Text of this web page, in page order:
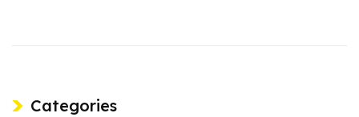
Categories